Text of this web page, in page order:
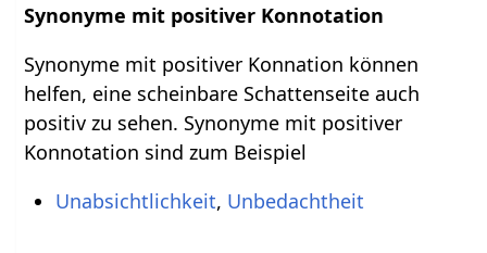
Synonyme mit positiver Konnotation
Synonyme mit positiver Konnation können
helfen, eine scheinbare Schattenseite auch
positiv zu sehen. Synonyme mit positiver
Konnotation sind zum Beispiel
Unabsichtlichkeit, Unbedachtheit